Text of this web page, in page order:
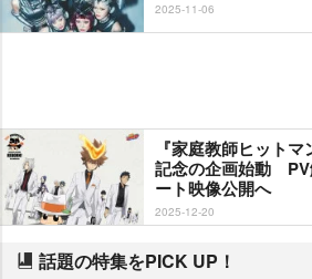
2025-11-06
『家庭教師ヒット
記念の企画始動 PV
ート映像公開へ
2025-12-20
話題の特集をPICK UP！